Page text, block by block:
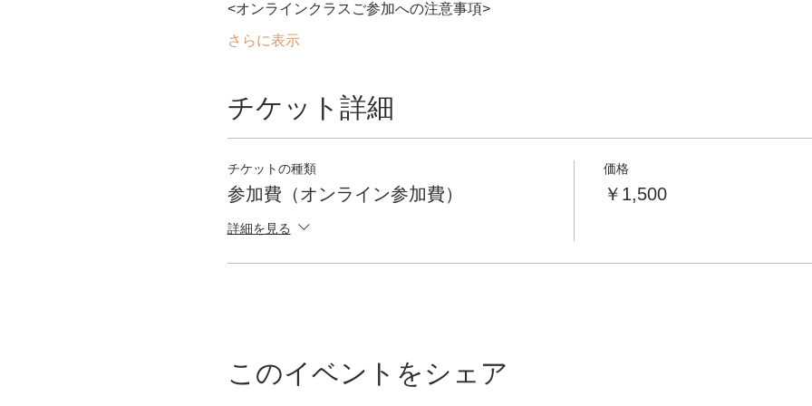
<オンラインクラスご参加への注意事項>
さらに表示
チケット詳細
チケットの種類
参加費（オンライン参加費）
詳細を見る
価格
￥1,500
このイベントをシェア